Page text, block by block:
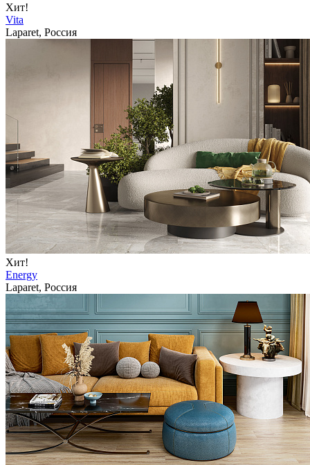
Хит!
Vita
Laparet, Россия
Хит!
Energy
Laparet, Россия